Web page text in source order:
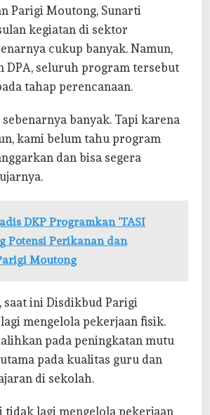
Parigi Moutong, Sunarti
kegiatan di sektor
cukup banyak. Namun,
DPA, seluruh program tersebut
tahap perencanaan.
banyak. Tapi karena
kami belum tahu program
dan bisa segera
DKP Programkan ‘TASI
Potensi Perikanan dan
Moutong
saat ini Disdikbud Parigi
mengelola pekerjaan fisik.
pada peningkatan mutu
pada kualitas guru dan
di sekolah.
tidak lagi mengelola pekerjaan